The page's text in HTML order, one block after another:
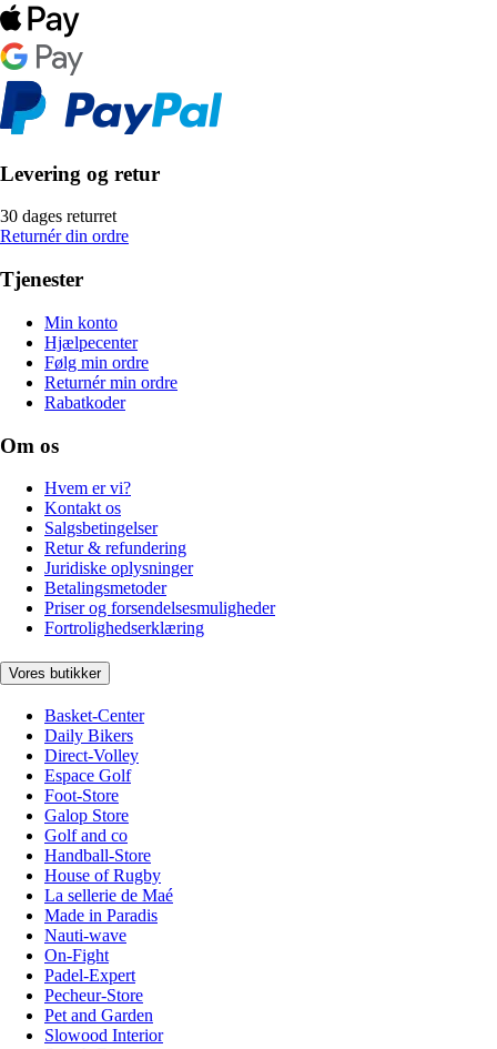
Levering og retur
30 dages returret
Returnér din ordre
Tjenester
Min konto
Hjælpecenter
Følg min ordre
Returnér min ordre
Rabatkoder
Om os
Hvem er vi?
Kontakt os
Salgsbetingelser
Retur & refundering
Juridiske oplysninger
Betalingsmetoder
Priser og forsendelsesmuligheder
Fortrolighedserklæring
Vores butikker
Basket-Center
Daily Bikers
Direct-Volley
Espace Golf
Foot-Store
Galop Store
Golf and co
Handball-Store
House of Rugby
La sellerie de Maé
Made in Paradis
Nauti-wave
On-Fight
Padel-Expert
Pecheur-Store
Pet and Garden
Slowood Interior